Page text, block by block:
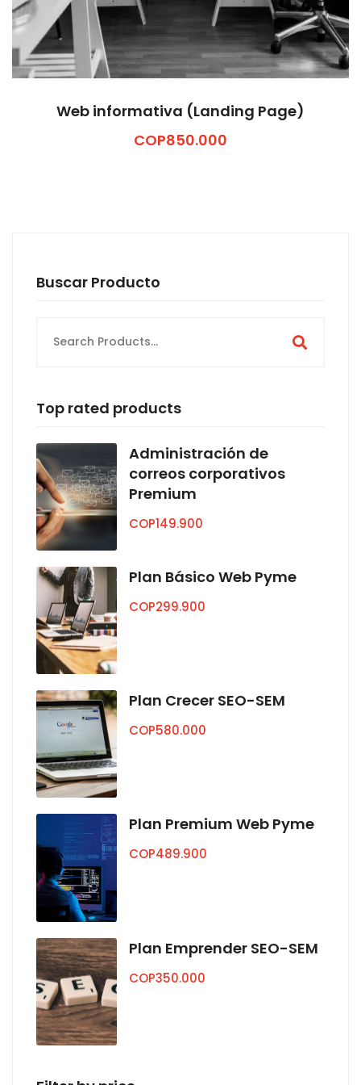
Web informativa (Landing Page)
COP850.000
Buscar Producto
for:
Top rated products
Administración de
correos corporativos
Premium
COP149.900
Plan Básico Web Pyme
COP299.900
Plan Crecer SEO-SEM
COP580.000
Plan Premium Web Pyme
COP489.900
Plan Emprender SEO-SEM
COP350.000